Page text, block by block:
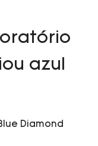
azul
Diamond